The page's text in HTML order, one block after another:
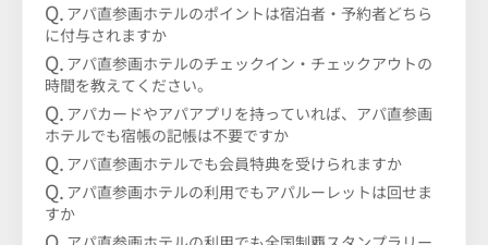
アパ直参画ホテルのポイントは宿泊者・予約者どちら
に付与されますか
アパ直参画ホテルのチェックイン・チェックアウトの
時間を教えてください。
アパカードやアパアプリを持っていれば、アパ直参画
ホテルでも宿帳の記帳は不要ですか
アパ直参画ホテルでも会員特典を受けられますか
アパ直参画ホテルの利用でもアパルーレットは回せま
すか